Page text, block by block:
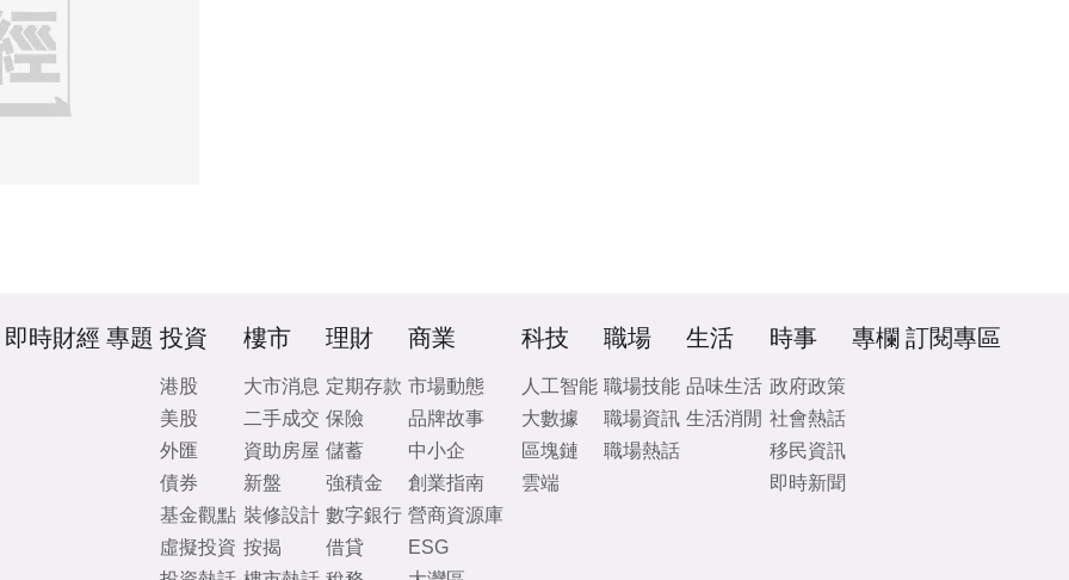
即時財經 專題 投資
港股
美股
外匯
債券
基金觀點
虛擬投資
樓市
大市消息
二手成交
資助房屋
新盤
裝修設計
按揭
理財
定期存款
保險
儲蓄
強積金
數字銀行
借貸
商業
市場動態
品牌故事
中小企
創業指南
營商資源庫
ESG
科技
人工智能
大數據
區塊鏈
雲端
職場
職場技能
職場資訊
職場熱話
生活
品味生活
生活消閒
時事
政府政策
社會熱話
移民資訊
即時新聞
專欄 訂閱專區